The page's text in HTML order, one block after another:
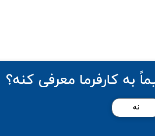
به کارفرما معرفی کنه؟
نه